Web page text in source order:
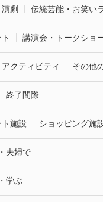
劇 伝統芸能・お笑い
講演会・トークショ
クティビティ その他
終了間際
施設 ショッピング施
夫婦で
学ぶ